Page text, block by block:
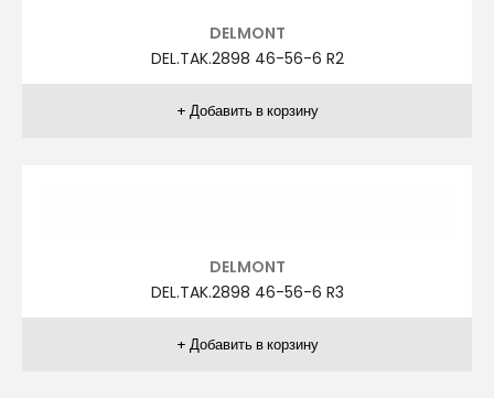
DELMONT
DEL.TAK.2763 48-58-6 R2
DELMONT
DEL.TAK.2763 48-58-6 R3